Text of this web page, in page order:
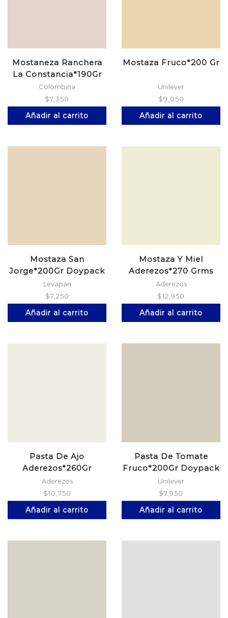
Mostaneza Ranchera
La Constancia*190Gr
Colombina
$7,350
Añadir al carrito
Mostaza Fruco*200 Gr
Unilever
$9,050
Añadir al carrito
Mostaza San
Jorge*200Gr Doypack
Levapan
$7,250
Añadir al carrito
Mostaza Y Miel
Aderezos*270 Grms
Aderezos
$12,950
Añadir al carrito
Pasta De Ajo
Aderezos*260Gr
Aderezos
$10,750
Añadir al carrito
Pasta De Tomate
Fruco*200Gr Doypack
Unilever
$7,950
Añadir al carrito